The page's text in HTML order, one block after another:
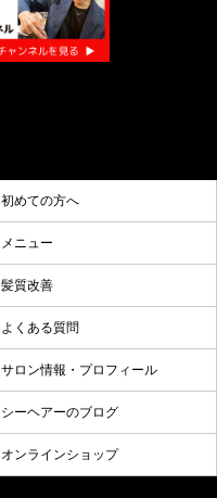
初めての方へ
メニュー
髪質改善
よくある質問
サロン情報・プロフィール
シーヘアーのブログ
オンラインショップ